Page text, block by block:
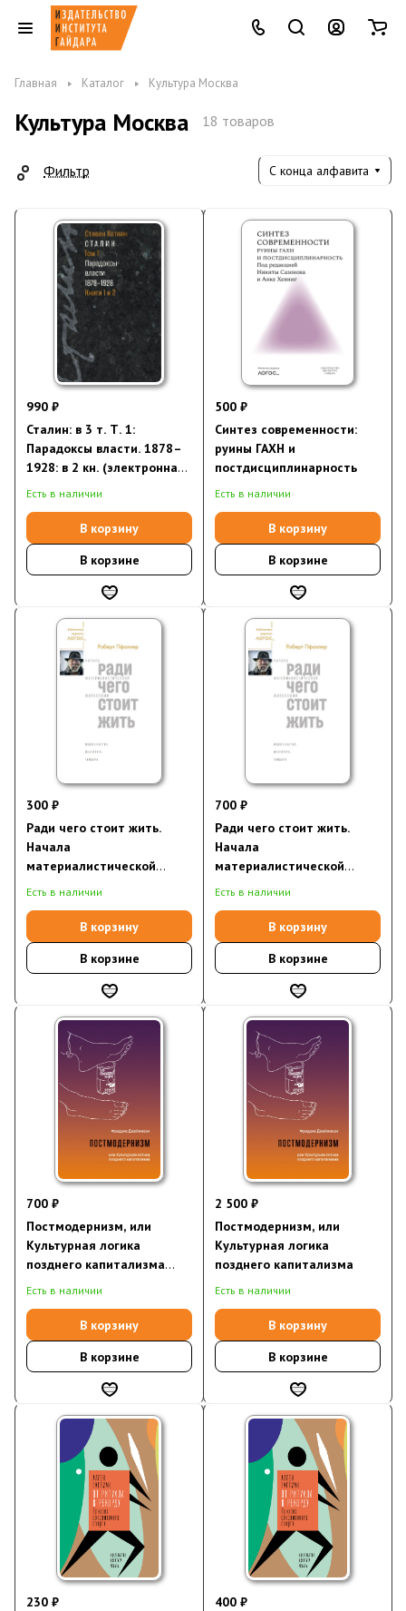
Главная Каталог Культура Москва
Культура Москва 18 товаров
Фильтр С конца алфавита
990 ₽
Сталин: в 3 т. Т. 1:
Парадоксы власти. 1878–
1928: в 2 кн. (электронная
книга)
Есть в наличии
В корзину
В корзине
500 ₽
Синтез современности:
руины ГАХН и
постдисциплинарность
Есть в наличии
В корзину
В корзине
300 ₽
Ради чего стоит жить.
Начала
материалистической
философии (электронная
Есть в наличии
В корзину
В корзине
700 ₽
Ради чего стоит жить.
Начала
материалистической
философии
Есть в наличии
В корзину
В корзине
700 ₽
Постмодернизм, или
Культурная логика
позднего капитализма
(электронная книга)
Есть в наличии
В корзину
В корзине
2 500 ₽
Постмодернизм, или
Культурная логика
позднего капитализма
Есть в наличии
В корзину
В корзине
230 ₽
400 ₽